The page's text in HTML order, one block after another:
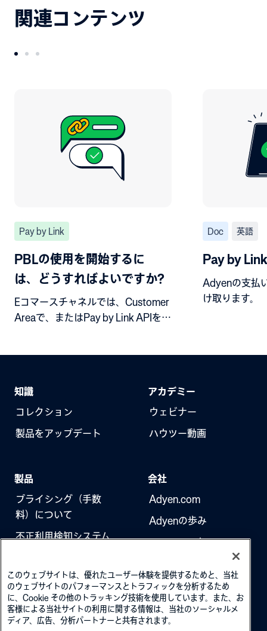
関連コンテンツ
Pay by Link
PBLの使用を開始するに
は、どうすればよいですか?
Eコマースチャネルでは、Customer
Areaで、またはPay by Link APIを使
Doc 英語
Pay by Link
Adyenの支払
け取ります。
知識
コレクション
製品をアップデート
アカデミー
ウェビナー
ハウツー動画
製品
プライシング（手数
料）について
不正利用検知システム
証）
会社
Adyen.com
Adyenの歩み
ニュースレター
このウェブサイトは、優れたユーザー体験を提供するためと、当社
のウェブサイトのパフォーマンスとトラフィックを分析するため
に、Cookie その他のトラッキング技術を使用しています。また、お
客様による当社サイトの利用に関する情報は、当社のソーシャルメ
ディア、広告、分析パートナーと共有されます。